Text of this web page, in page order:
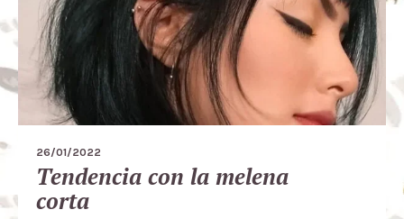
26/01/2022
Tendencia con la melena
corta